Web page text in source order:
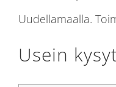
Uudellamaalla.
Usein